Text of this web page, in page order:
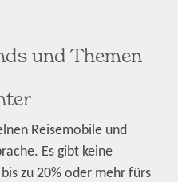
und Themen
Reisemobile und
Es gibt keine
zu 20% oder mehr fürs